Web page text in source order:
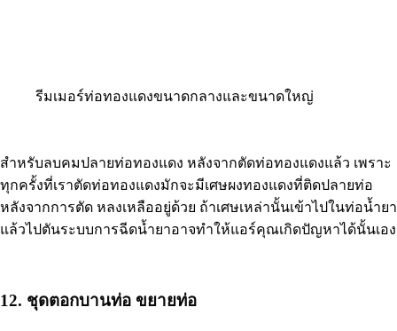
รีมเมอร์ท่อทองแดงขนาดกลางและขนาดใหญ่
สำหรับลบคมปลายท่อทองแดง หลังจากตัดท่อทองแดงแล้ว เพราะ
ทุกครั้งที่เราตัดท่อทองแดงมักจะมีเศษผงทองแดงที่ติดปลายท่อ
หลังจากการตัด หลงเหลืออยู่ด้วย ถ้าเศษเหล่านั้นเข้าไปในท่อน้ำยา
แล้วไปตันระบบการฉีดน้ำยาอาจทำให้แอร์คุณเกิดปัญหาได้นั้นเอง
12. ชุดตอกบานท่อ ขยายท่อ